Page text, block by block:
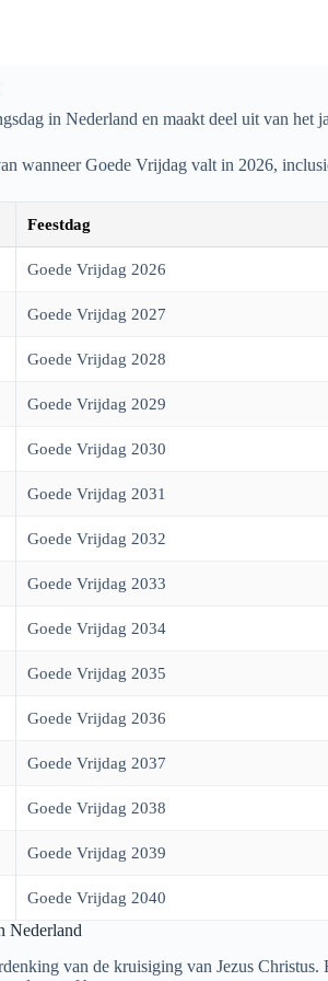
in Nederland en maakt deel uit van het
wanneer Goede Vrijdag valt in 2026,
Feestdag
Goede Vrijdag 2026
Goede Vrijdag 2027
Goede Vrijdag 2028
Goede Vrijdag 2029
Goede Vrijdag 2030
Goede Vrijdag 2031
Goede Vrijdag 2032
Goede Vrijdag 2033
Goede Vrijdag 2034
Goede Vrijdag 2035
Goede Vrijdag 2036
Goede Vrijdag 2037
Goede Vrijdag 2038
Goede Vrijdag 2039
Goede Vrijdag 2040
Nederland
van de kruisiging van Jezus